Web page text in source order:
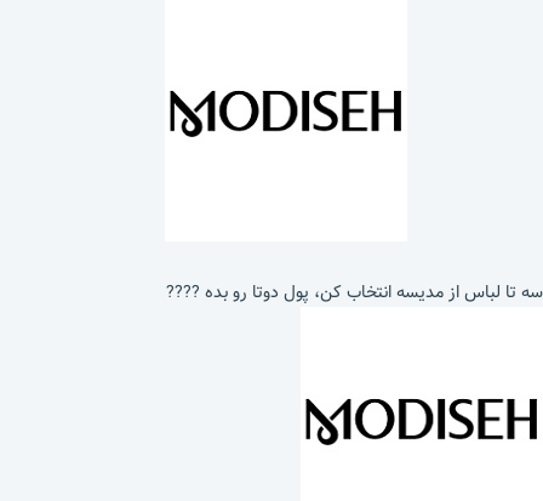
سه تا لباس از مدیسه انتخاب کن، پول دوتا رو بده ????